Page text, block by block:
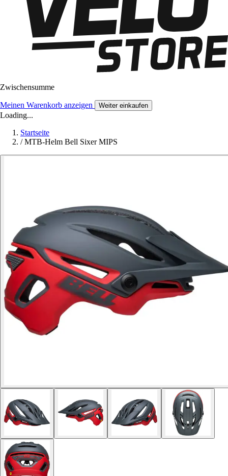
Zwischensumme
Meinen Warenkorb anzeigen Weiter einkaufen
Loading...
Startseite
/ MTB-Helm Bell Sixer MIPS